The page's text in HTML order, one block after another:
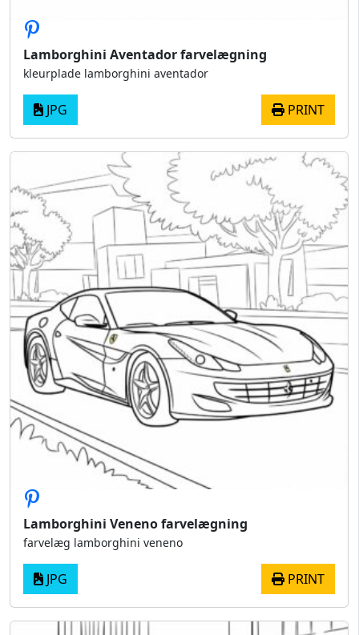
Lamborghini Aventador farvelægning
kleurplade lamborghini aventador
JPG PRINT
Lamborghini Veneno farvelægning
farvelæg lamborghini veneno
JPG PRINT